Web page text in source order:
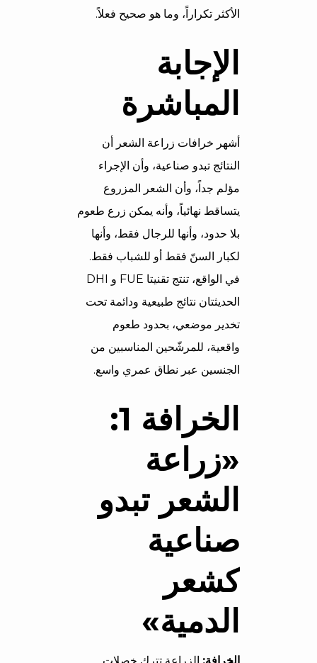
الأكثر تكراراً، وما هو صحيح فعلاً.
الإجابة
المباشرة
أشهر خرافات زراعة الشعر أن
النتائج تبدو صناعية، وأن الإجراء
مؤلم جداً، وأن الشعر المزروع
يتساقط نهائياً، وأنه يمكن زرع طعوم
بلا حدود، وأنها للرجال فقط، وأنها
لكبار السنّ فقط أو للشباب فقط.
في الواقع، تنتج تقنيتا FUE و DHI
الحديثتان نتائج طبيعية ودائمة تحت
تخدير موضعي، بحدود طعوم
واقعية، للمرشّحين المناسبين من
الجنسين عبر نطاق عمري واسع.
الخرافة 1:
«زراعة
الشعر تبدو
صناعية
كشعر
الدمية»